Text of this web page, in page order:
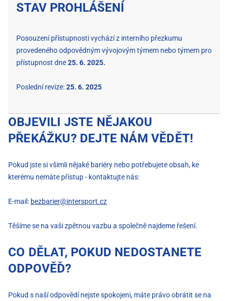
STAV PROHLÁŠENÍ
Posouzení přístupnosti vychází z interního přezkumu
provedeného odpovědným vývojovým týmem nebo týmem pro
přístupnost dne25. 6. 2025.
Poslední revize:25. 6. 2025
OBJEVILI JSTE NĚJAKOU
PŘEKÁŽKU? DEJTE NÁM VĚDĚT!
Pokud jste si všimli nějaké bariéry nebo potřebujete obsah, ke
kterému nemáte přístup - kontaktujte nás:
E-mail: bezbarier@intersport.cz
Těšíme se na vaši zpětnou vazbu a společně najdeme řešení.
CO DĚLAT, POKUD NEDOSTANETE
ODPOVĚĎ?
Pokud s naší odpovědí nejste spokojeni, máte právo obrátit se na